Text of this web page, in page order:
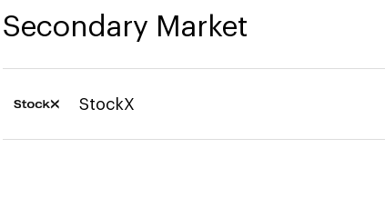
Secondary Market
StockX